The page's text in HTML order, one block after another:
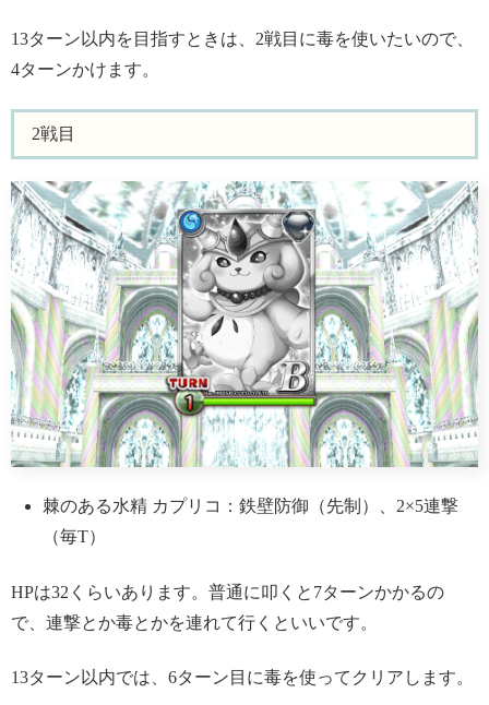
13ターン以内を目指すときは、2戦目に毒を使いたいので、
4ターンかけます。
2戦目
棘のある水精 カプリコ：鉄壁防御（先制）、2×5連撃
（毎T）
HPは32くらいあります。普通に叩くと7ターンかかるの
で、連撃とか毒とかを連れて行くといいです。
13ターン以内では、6ターン目に毒を使ってクリアします。